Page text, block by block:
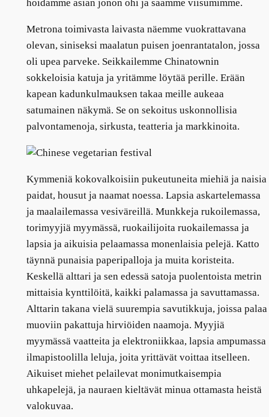
hoidamme asian jonon ohi ja saamme viisumimme.
Metrona toimivasta laivasta näemme vuokrattavana
olevan, siniseksi maalatun puisen joenrantatalon, jossa
oli upea parveke. Seikkailemme Chinatownin
sokkeloisia katuja ja yritämme löytää perille. Erään
kapean kadunkulmauksen takaa meille aukeaa
satumainen näkymä. Se on sekoitus uskonnollisia
palvontamenoja, sirkusta, teatteria ja markkinoita.
Kymmeniä kokovalkoisiin pukeutuneita miehiä ja naisia
paidat, housut ja naamat noessa. Lapsia askartelemassa
ja maalailemassa vesiväreillä. Munkkeja rukoilemassa,
torimyyjiä myymässä, ruokailijoita ruokailemassa ja
lapsia ja aikuisia pelaamassa monenlaisia pelejä. Katto
täynnä punaisia paperipalloja ja muita koristeita.
Keskellä alttari ja sen edessä satoja puolentoista metrin
mittaisia kynttilöitä, kaikki palamassa ja savuttamassa.
Alttarin takana vielä suurempia savutikkuja, joissa palaa
muoviin pakattuja hirviöiden naamoja. Myyjiä
myymässä vaatteita ja elektroniikkaa, lapsia ampumassa
ilmapistoolilla leluja, joita yrittävät voittaa itselleen.
Aikuiset miehet pelailevat monimutkaisempia
uhkapelejä, ja nauraen kieltävät minua ottamasta heistä
valokuvaa.